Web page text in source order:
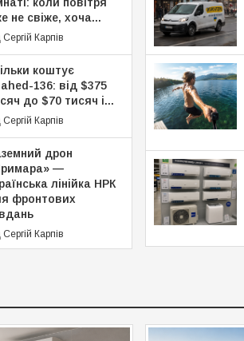
не свіже, хоча...
Сергій Карпів
коштує
136: від $375
до $70 тисяч і...
Сергій Карпів
дрон
—
лінійка НРК
фронтових
Сергій Карпів